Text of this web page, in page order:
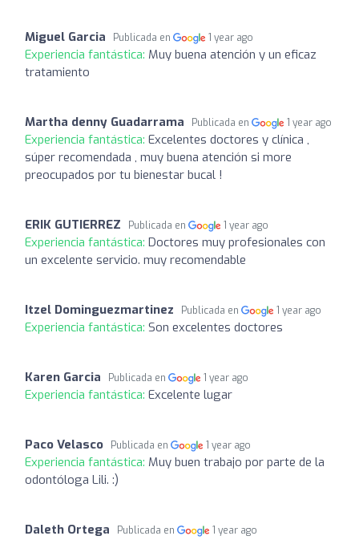
Miguel Garcia Publicada en 1 year ago
Experiencia fantástica: Muy buena atención y un eficaz
tratamiento
Martha denny Guadarrama Publicada en 1 year ago
Experiencia fantástica: Excelentes doctores y clínica ,
súper recomendada , muy buena atención si more
preocupados por tu bienestar bucal !
ERIK GUTIERREZ Publicada en 1 year ago
Experiencia fantástica: Doctores muy profesionales con
un excelente servicio. muy recomendable
Itzel Dominguezmartinez Publicada en 1 year ago
Experiencia fantástica: Son excelentes doctores
Karen Garcia Publicada en 1 year ago
Experiencia fantástica: Excelente lugar
Paco Velasco Publicada en 1 year ago
Experiencia fantástica: Muy buen trabajo por parte de la
odontóloga Lili. :)
Daleth Ortega Publicada en 1 year ago